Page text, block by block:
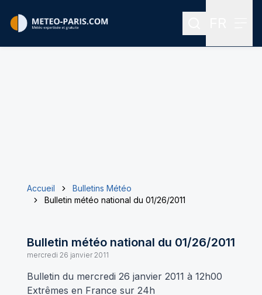
Rechercher
Accueil
Bulletins Météo
Bulletin météo national du 01/26/2011
Bulletin météo national du 01/26/2011
mercredi 26 janvier 2011
Bulletin du mercredi 26 janvier 2011 à 12h00
Extrêmes en France sur 24h